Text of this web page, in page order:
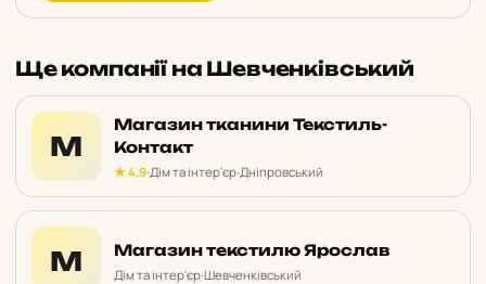
Ще компанії на Шевченківський
М
Магазин тканини Текстиль-
Контакт
★ 4,9·Дім та інтер'єр·Дніпровський
М Магазин текстилю Ярослав
Дім та інтер'єр·Шевченківський